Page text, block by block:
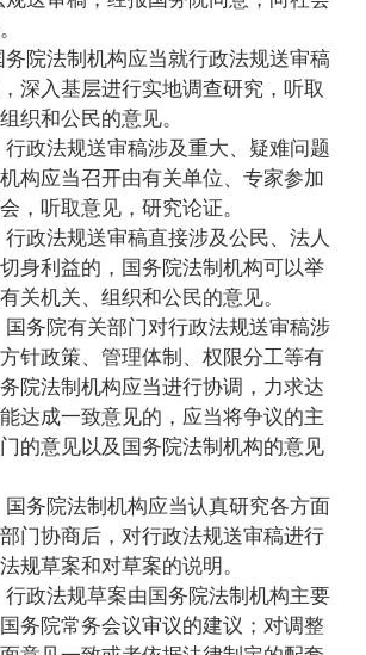
、组织和公民意见的情况等作
包括国内外的有关立法资料、
等。
第四章 审 查
报送国务院的行政法规送审稿
责审查。
机构主要从以下方面对行政法
合宪法、法律的规定和国家的
合本条例第十一条的规定；
有关行政法规协调、衔接；
确处理有关机关、组织和公民
见；
要审查的内容。
政法规送审稿有下列情形之